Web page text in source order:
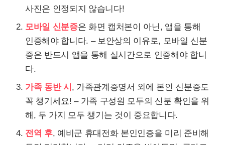
사진은 인정되지 않습니다!
모바일 신분증은 화면 캡처본이 아닌, 앱을 통해
인증해야 합니다. – 보안상의 이유로, 모바일 신분
증은 반드시 앱을 통해 실시간으로 인증해야 합니
다.
가족 동반 시 , 가족관계증명서 외에 본인 신분증도
꼭 챙기세요! – 가족 구성원 모두의 신분 확인을 위
해, 두 가지 모두 챙기는 것이 중요합니다.
전역 후, 예비군 휴대전화 본인인증을 미리 준비해